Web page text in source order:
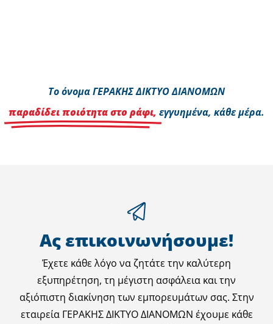
Το όνομα ΓΕΡΑΚΗΣ ΔΙΚΤΥΟ ΔΙΑΝΟΜΩΝ
παραδίδει ποιότητα στο ράφι, εγγυημένα, κάθε μέρα.
Ας επικοινωνήσουμε!
Έχετε κάθε λόγο να ζητάτε την καλύτερη
εξυπηρέτηση, τη μέγιστη ασφάλεια και την
αξιόπιστη διακίνηση των εμπορευμάτων σας. Στην
εταιρεία ΓΕΡΑΚΗΣ ΔΙΚΤΥΟ ΔΙΑΝΟΜΩΝ έχουμε κάθε